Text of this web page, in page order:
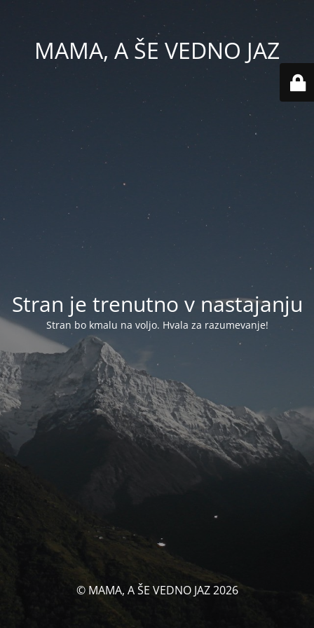
MAMA, A ŠE VEDNO JAZ
Stran je trenutno v nastajanju
Stran bo kmalu na voljo. Hvala za razumevanje!
© MAMA, A ŠE VEDNO JAZ 2026